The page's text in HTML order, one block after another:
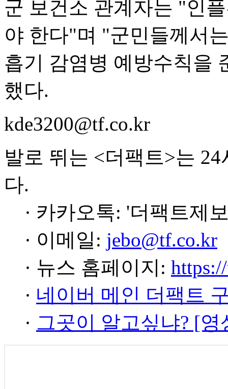
군 보건소 관계자는 "인
야 한다"며 "군민들께서
흡기 감염병 예방수칙을
했다.
kde3200@tf.co.kr
발로 뛰는 <더팩트>는
다.
· 카카오톡: '더팩트제
· 이메일: jebo@tf.co.kr
· 뉴스 홈페이지:
· 네이버 메인 더팩트
· 그곳이 알고싶냐? [